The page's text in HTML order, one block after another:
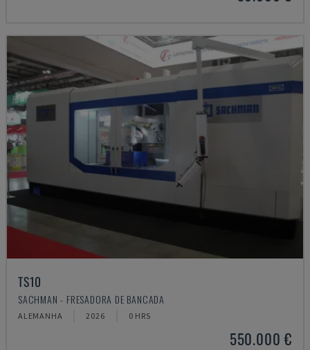
TS10
SACHMAN - FRESADORA DE BANCADA
ALEMANHA 2026 0 HRS
550.000 €